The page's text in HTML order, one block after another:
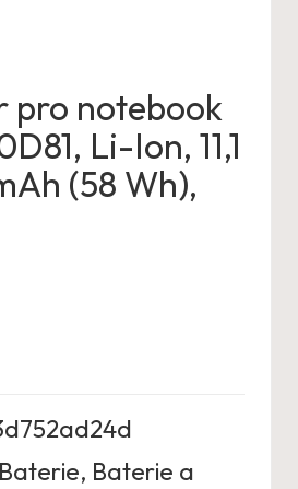
pro notebook
Li-Ion, 11,1
(58 Wh),
Baterie, Baterie a